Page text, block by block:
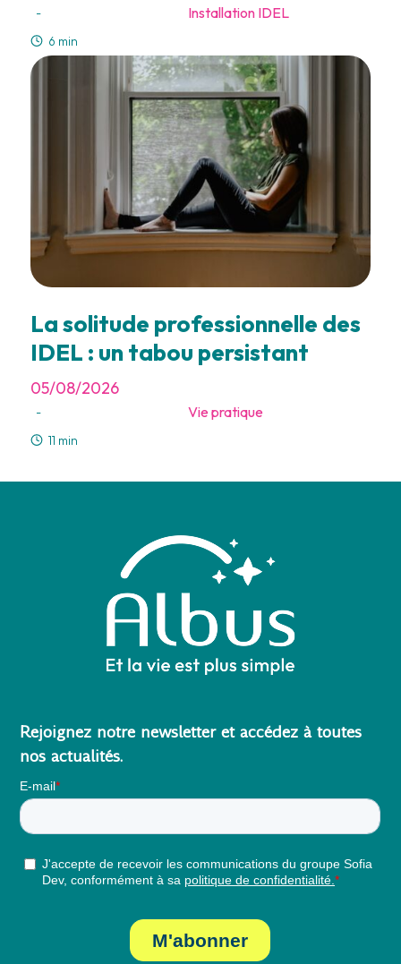
- Installation IDEL
6 min
La solitude professionnelle des
IDEL : un tabou persistant
05/08/2026
- Vie pratique
11 min
Rejoignez notre newsletter et accédez à toutes
nos actualités.